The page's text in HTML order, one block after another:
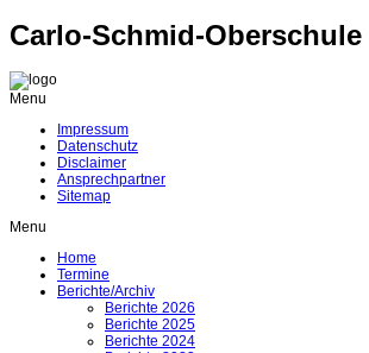
Carlo-Schmid-
Menu
Impressum
Datenschutz
Disclaimer
Ansprechpartner
Sitemap
Menu
Home
Termine
Berichte/Archiv
Berichte 2026
Berichte 2025
Berichte 2024